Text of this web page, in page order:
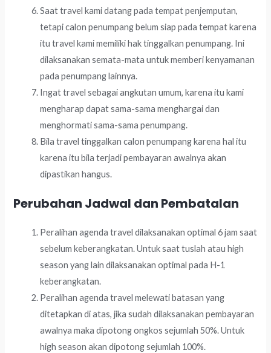
Saat travel kami datang pada tempat penjemputan,
tetapi calon penumpang belum siap pada tempat karena
itu travel kami memiliki hak tinggalkan penumpang. Ini
dilaksanakan semata-mata untuk memberi kenyamanan
pada penumpang lainnya.
Ingat travel sebagai angkutan umum, karena itu kami
mengharap dapat sama-sama menghargai dan
menghormati sama-sama penumpang.
Bila travel tinggalkan calon penumpang karena hal itu
karena itu bila terjadi pembayaran awalnya akan
dipastikan hangus.
Perubahan Jadwal dan Pembatalan
Peralihan agenda travel dilaksanakan optimal 6 jam saat
sebelum keberangkatan. Untuk saat tuslah atau high
season yang lain dilaksanakan optimal pada H-1
keberangkatan.
Peralihan agenda travel melewati batasan yang
ditetapkan di atas, jika sudah dilaksanakan pembayaran
awalnya maka dipotong ongkos sejumlah 50%. Untuk
high season akan dipotong sejumlah 100%.